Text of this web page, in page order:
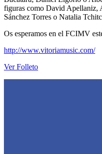
figuras como David Apellaniz,
Sánchez Torres o Natalia
Os esperamos en el FCIMV
http://www.vitoriamusic.com/
Ver Folleto